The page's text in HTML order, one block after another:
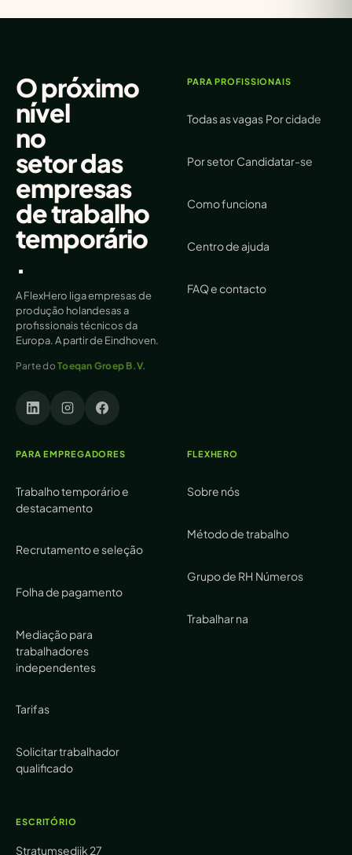
O próximo
nível
no
setor das
empresas
de trabalho
temporário
.
A FlexHero liga empresas de
produção holandesas a
profissionais técnicos da
Europa. A partir de Eindhoven.
Parte doToeqan Groep B.V.
PARA PROFISSIONAIS
Todas as vagas Por cidade
Por setor Candidatar-se
Como funciona
Centro de ajuda
FAQ e contacto
PARA EMPREGADORES
Trabalho temporário e
destacamento
Recrutamento e seleção
Folha de pagamento
Mediação para
trabalhadores
independentes
Tarifas
Solicitar trabalhador
qualificado
FLEXHERO
Sobre nós
Método de trabalho
Grupo de RH Números
Trabalhar na
ESCRITÓRIO
Stratumsedijk 27